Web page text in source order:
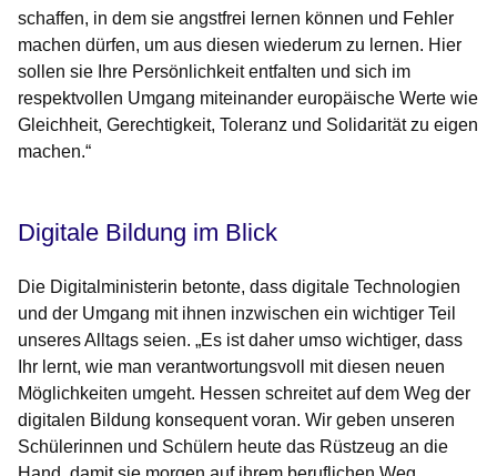
schaffen, in dem sie angstfrei lernen können und Fehler
machen dürfen, um aus diesen wiederum zu lernen. Hier
sollen sie Ihre Persönlichkeit entfalten und sich im
respektvollen Umgang miteinander europäische Werte wie
Gleichheit, Gerechtigkeit, Toleranz und Solidarität zu eigen
machen.“
Digitale Bildung im Blick
Die Digitalministerin betonte, dass digitale Technologien
und der Umgang mit ihnen inzwischen ein wichtiger Teil
unseres Alltags seien. „Es ist daher umso wichtiger, dass
Ihr lernt, wie man verantwortungsvoll mit diesen neuen
Möglichkeiten umgeht. Hessen schreitet auf dem Weg der
digitalen Bildung konsequent voran. Wir geben unseren
Schülerinnen und Schülern heute das Rüstzeug an die